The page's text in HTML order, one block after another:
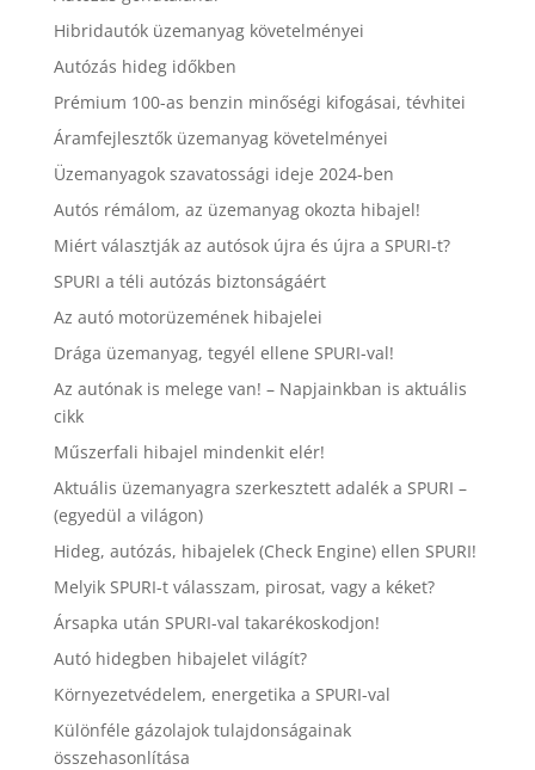
Hibridautók üzemanyag követelményei
Autózás hideg időkben
Prémium 100-as benzin minőségi kifogásai, tévhitei
Áramfejlesztők üzemanyag követelményei
Üzemanyagok szavatossági ideje 2024-ben
Autós rémálom, az üzemanyag okozta hibajel!
Miért választják az autósok újra és újra a SPURI-t?
SPURI a téli autózás biztonságáért
Az autó motorüzemének hibajelei
Drága üzemanyag, tegyél ellene SPURI-val!
Az autónak is melege van! – Napjainkban is aktuális
cikk
Műszerfali hibajel mindenkit elér!
Aktuális üzemanyagra szerkesztett adalék a SPURI –
(egyedül a világon)
Hideg, autózás, hibajelek (Check Engine) ellen SPURI!
Melyik SPURI-t válasszam, pirosat, vagy a kéket?
Ársapka után SPURI-val takarékoskodjon!
Autó hidegben hibajelet világít?
Környezetvédelem, energetika a SPURI-val
Különféle gázolajok tulajdonságainak
összehasonlítása